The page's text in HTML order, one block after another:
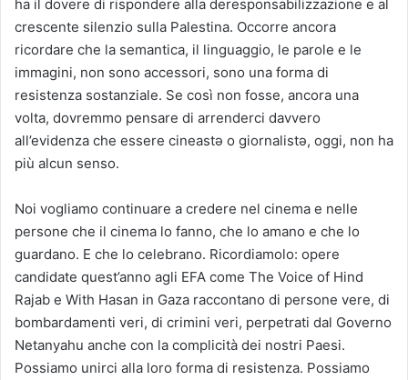
ha il dovere di rispondere alla deresponsabilizzazione e al
crescente silenzio sulla Palestina. Occorre ancora
ricordare che la semantica, il linguaggio, le parole e le
immagini, non sono accessori, sono una forma di
resistenza sostanziale. Se così non fosse, ancora una
volta, dovremmo pensare di arrenderci davvero
all’evidenza che essere cineastә o giornalistә, oggi, non ha
più alcun senso.
Noi vogliamo continuare a credere nel cinema e nelle
persone che il cinema lo fanno, che lo amano e che lo
guardano. E che lo celebrano. Ricordiamolo: opere
candidate quest’anno agli EFA come The Voice of Hind
Rajab e With Hasan in Gaza raccontano di persone vere, di
bombardamenti veri, di crimini veri, perpetrati dal Governo
Netanyahu anche con la complicità dei nostri Paesi.
Possiamo unirci alla loro forma di resistenza. Possiamo